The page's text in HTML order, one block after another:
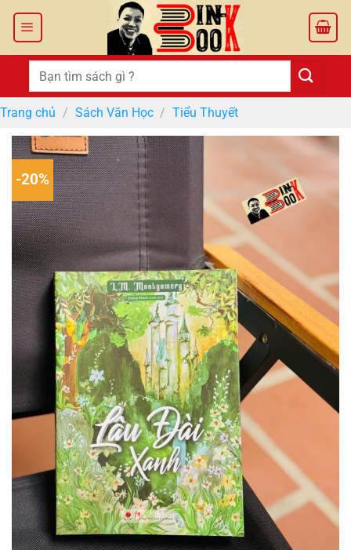
Tìm
kiếm:
Trang chủ / Sách Văn Học / Tiểu Thuyết
-20%